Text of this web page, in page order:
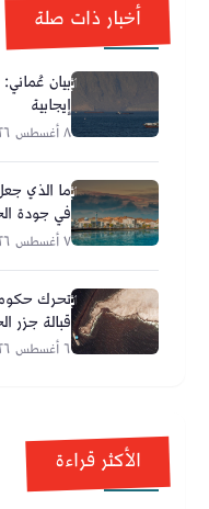
أخبار ذات صلة
بيان
إيجابية
٨ أغسطس ٢٠٢٦
ما الذي
في جودة
٧ أغسطس ٢٠٢٦
تحرك
قبالة جزر
٦ أغسطس ٢٠٢٦
الأكثر قراءة